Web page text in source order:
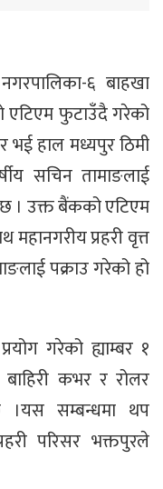
६ बाहखा
फुटाउँदै गरेको
भई हाल मध्यपुर ठिमी
सचिन तामाङलाई
छ । उक्त बैंकको एटिएम
महानगरीय प्रहरी वृत्त
पक्राउ गरेको हो
गरेको ह्याम्बर १
कभर र रोलर
।यस सम्बन्धमा थप
परिसर भक्तपुरले